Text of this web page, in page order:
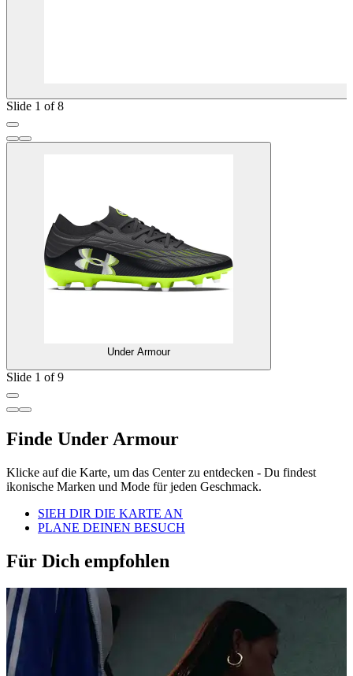
Slide 1 of 8
Under Armour
Slide 1 of 9
Finde Under Armour
Klicke auf die Karte, um das Center zu entdecken - Du findest
ikonische Marken und Mode für jeden Geschmack.
SIEH DIR DIE KARTE AN
PLANE DEINEN BESUCH
Für Dich empfohlen